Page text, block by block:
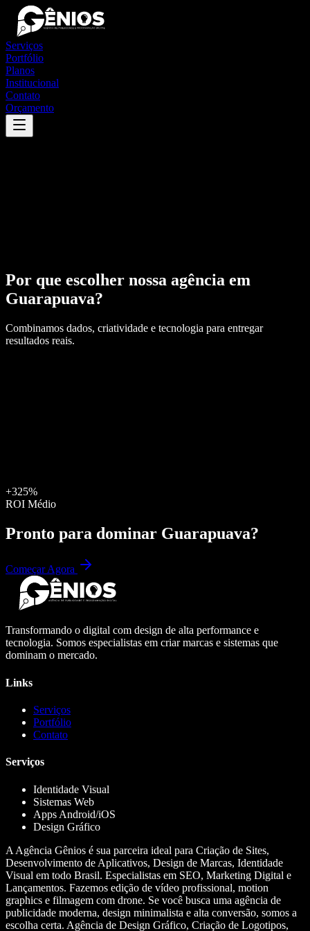
Serviços
Portfólio
Planos
Institucional
Contato
Orçamento
Por que escolher nossa agência em
Guarapuava?
Combinamos dados, criatividade e tecnologia para entregar
resultados reais.
+325%
ROI Médio
Pronto para dominar Guarapuava?
Começar Agora
Transformando o digital com design de alta performance e
tecnologia. Somos especialistas em criar marcas e sistemas que
dominam o mercado.
Links
Serviços
Portfólio
Contato
Serviços
Identidade Visual
Sistemas Web
Apps Android/iOS
Design Gráfico
A Agência Gênios é sua parceira ideal para Criação de Sites,
Desenvolvimento de Aplicativos, Design de Marcas, Identidade
Visual em todo Brasil. Especialistas em SEO, Marketing Digital e
Lançamentos. Fazemos edição de vídeo profissional, motion
graphics e filmagem com drone. Se você busca uma agência de
publicidade moderna, design minimalista e alta conversão, somos a
escolha certa. Agência de Design Gráfico, Criação de Logotipos,